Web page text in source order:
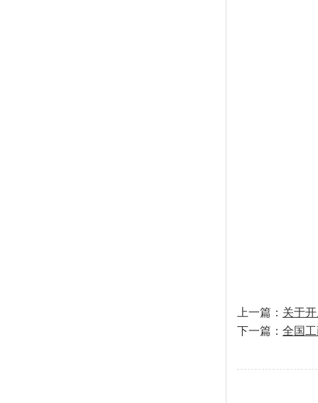
上一篇： 关于
下一篇： 全国